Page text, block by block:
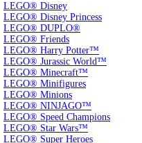
LEGO® Disney
LEGO® Disney Princess
LEGO® DUPLO®
LEGO® Friends
LEGO® Harry Potter™
LEGO® Jurassic World™
LEGO® Minecraft™
LEGO® Minifigures
LEGO® Minions
LEGO® NINJAGO™
LEGO® Speed Champions
LEGO® Star Wars™
LEGO® Super Heroes